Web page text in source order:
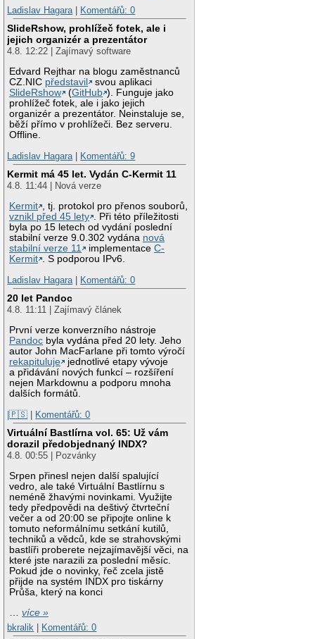
Ladislav Hagara | Komentářů: 0
SlideRshow, prohlížeč fotek, ale i
jejich organizér a prezentátor
4.8. 12:22 | Zajímavý software
Edvard Rejthar na blogu zaměstnanců
CZ.NIC představil
svou aplikaci
SlideRshow
(GitHub ). Funguje jako
prohlížeč fotek, ale i jako jejich
organizér a prezentátor. Neinstaluje se,
běží přímo v prohlížeči. Bez serveru.
Offline.
Ladislav Hagara | Komentářů: 9
Kermit má 45 let. Vydán C-Kermit 11
4.8. 11:44 | Nová verze
Kermit , tj. protokol pro přenos souborů,
vznikl před 45 lety . Při této příležitosti
byla po 15 letech od vydání poslední
stabilní verze 9.0.302 vydána nová
stabilní verze 11
implementaceC-
Kermit . S podporou IPv6.
Ladislav Hagara | Komentářů: 0
20 let Pandoc
4.8. 11:11 | Zajímavý článek
První verze konverzního nástroje
Pandoc byla vydána před 20 lety. Jeho
autor John MacFarlane při tomto výročí
rekapituluje
jednotlivé etapy vývoje
a přidávání nových funkcí – rozšíření
nejen Markdownu a podporu mnoha
dalších formátů.
|🇵🇸 | Komentářů: 0
Virtuální Bastlírna vol. 65: Už vám
dorazil předobjednaný INDX?
4.8. 00:55 | Pozvánky
Srpen přinesl nejen další spalující
vedro, ale také Virtuální Bastlírnu s
neméně žhavými novinkami. Využijte
tedy předpovědi na deštivý čtvrteční
večer a od 20:00 se připojte online k
tomuto neformálnímu setkání kutilů,
techniků a vědců, kde se strahovskými
bastlíři proberete nejzajímavější věci, na
které jste narazili za poslední měsíc.
Pokud jde o novinky, řeč zcela jistě
přijde na systém INDX pro tiskárny
Průša, který na konci
…více »
bkralik
Komentářů: 0